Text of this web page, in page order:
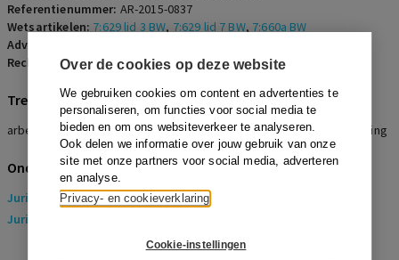
Over de cookies op deze website
We gebruiken cookies om content en advertenties te
personaliseren, om functies voor social media te
bieden en om ons websiteverkeer te analyseren.
Ook delen we informatie over jouw gebruik van onze
site met onze partners voor social media, adverteren
en analyse.
Privacy- en cookieverklaring
Cookie-instellingen
Referentienummer: AR-2015-0837
Wetsartikelen: 7:629 lid 3 BW, 7:629 lid 7 BW, 7:660a BW
Advocaten:
Rechters:P. Krepel
Trefwoorden
arbeidsongeschiktheid, loondoorbetaling, loonstop, loonopschorting
Onderwerpen
Juridisch> Arbeidsrecht
Juridisch